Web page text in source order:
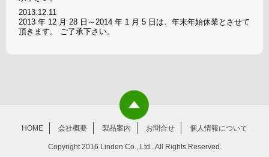
2013.12.11
2013 年 12 月 28 日～2014 年 1 月 5 日は、年末年始休業とさせて
頂きます。 ご了承下さい。
HOME 会社概要 製品案内 お問合せ 個人情報について
Copyright 2016 Linden Co., Ltd.. All Rights Reserved.